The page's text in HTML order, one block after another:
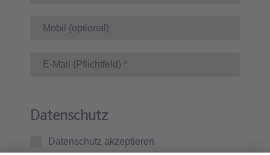
Datenschutz
Datenschutz akzeptieren